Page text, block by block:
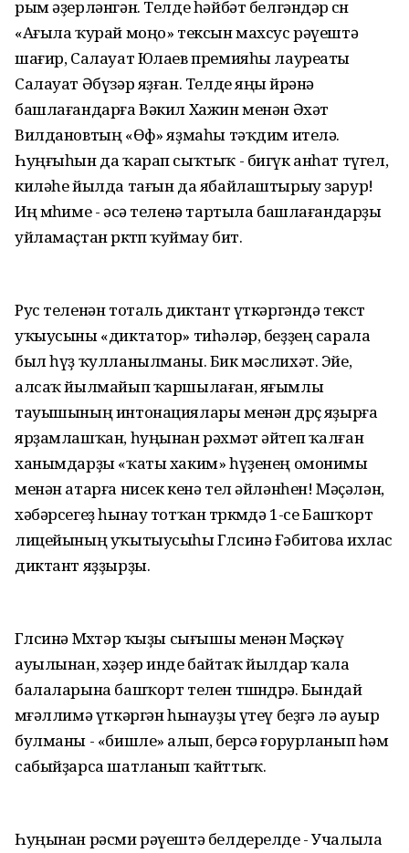
рым әҙерләнгән. Телде һәйбәт белгәндәр өсөн
«Ағыла ҡурай моңо» тексын махсус рәүештә
шағир, Салауат Юлаев премияһы лауреаты
Салауат Әбүзәр яҙған. Телде яңы өйрәнә
башлағандарға Вәкил Хажин менән Әхәт
Вилдановтың «Өфө» яҙмаһы тәҡдим ителә.
Һуңғыһын да ҡарап сыҡтыҡ - бигүк анһат түгел,
киләһе йылда тағын да ябайлаштырыу зарур!
Иң мөһиме - әсә теленә тартыла башлағандарҙы
уйламаҫтан өркөтөп ҡуймау бит.
Рус теленән тоталь диктант үткәргәндә текст
уҡыусыны «диктатор» тиһәләр, беҙҙең сарала
был һүҙ ҡулланылманы. Бик мәслихәт. Эйе,
алсаҡ йылмайып ҡаршылаған, яғымлы
тауышының интонациялары менән дөрөҫ яҙырға
ярҙамлашҡан, һуңынан рәхмәт әйтеп ҡалған
ханымдарҙы «ҡаты хаким» һүҙенең омонимы
менән атарға нисек кенә тел әйләнһен! Мәҫәлән,
хәбәрсегеҙ һынау тотҡан төркөмдә 1-се Башҡорт
лицейының уҡытыусыһы Гөлсинә Ғәбитова ихлас
диктант яҙҙырҙы.
Гөлсинә Мөхтәр ҡыҙы сығышы менән Мәҫкәү
ауылынан, хәҙер инде байтаҡ йылдар ҡала
балаларына башҡорт телен төшөндөрә. Бындай
мөғәллимә үткәргән һынауҙы үтеү беҙгә лә ауыр
булманы - «бишле» алып, берсә ғорурланып һәм
сабыйҙарса шатланып ҡайттыҡ.
Һуңынан рәсми рәүештә белдерелде - Учалыла